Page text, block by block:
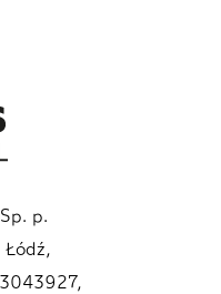
p.